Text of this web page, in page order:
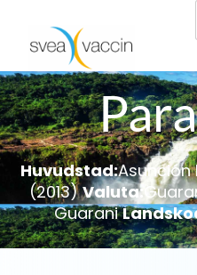
Huvudstad:Asunción
(2013) Valuta:
Guarani